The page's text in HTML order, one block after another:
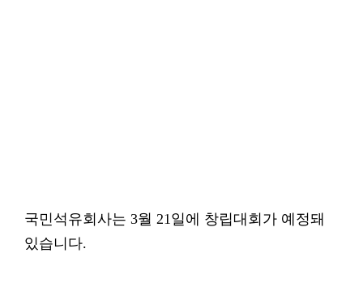
국민석유회사는 3월 21일에 창립대회가 예정돼
있습니다.